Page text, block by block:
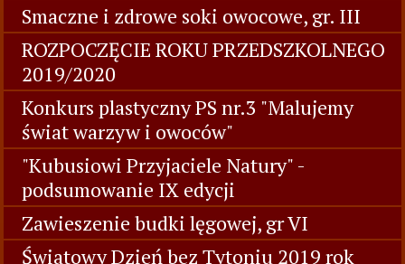
Smaczne i zdrowe soki owocowe, gr. III
ROZPOCZĘCIE ROKU PRZEDSZKOLNEGO
2019/2020
Konkurs plastyczny PS nr.3 "Malujemy
świat warzyw i owoców"
"Kubusiowi Przyjaciele Natury" -
podsumowanie IX edycji
Zawieszenie budki lęgowej, gr VI
Światowy Dzień bez Tytoniu 2019 rok